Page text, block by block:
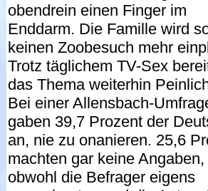
obendrein einen Finger im
Enddarm. Die Famille wird
keinen Zoobesuch mehr
Trotz täglichem TV-Sex
das Thema weiterhin
Bei einer Allensbach-
gaben 39,7 Prozent der
an, nie zu onanieren. 25,6
machten gar keine Angaben,
obwohl die Befrager eigens